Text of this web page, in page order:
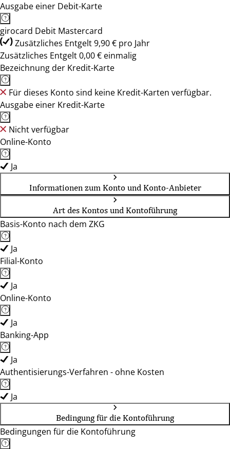
Ausgabe einer Debit-Karte
girocard Debit Mastercard
Zusätzliches Entgelt 9,90 € pro Jahr
Zusätzliches Entgelt 0,00 € einmalig
Bezeichnung der Kredit-Karte
Für dieses Konto sind keine Kredit-Karten verfügbar.
Ausgabe einer Kredit-Karte
Nicht verfügbar
Online-Konto
Ja
Informationen zum Konto und Konto-Anbieter
Art des Kontos und Kontoführung
Basis-Konto nach dem ZKG
Ja
Filial-Konto
Ja
Online-Konto
Ja
Banking-App
Ja
Authentisierungs-Verfahren - ohne Kosten
Ja
Bedingung für die Kontoführung
Bedingungen für die Kontoführung